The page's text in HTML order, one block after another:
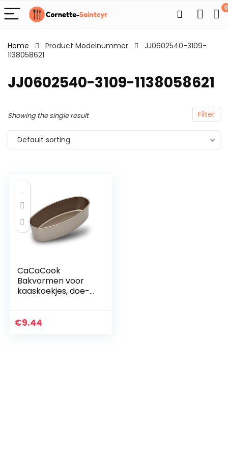
0
Home Product Modelnummer
JJ0602540-3109-
1138058621
JJ0602540-3109-1138058621
Filter
Showing the single result
Default sorting
CaCaCook
Bakvormen voor
kaaskoekjes, doe-
muffinvorm, non-
€9.44